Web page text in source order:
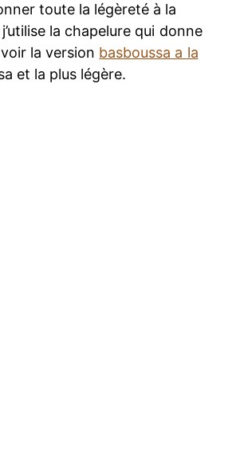
toute la légèreté à la
la chapelure qui donne
la version basboussa a la
et la plus légère.